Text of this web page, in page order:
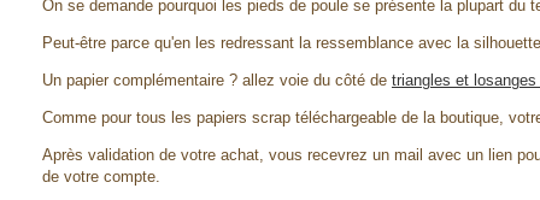
On se demande pourquoi les pieds de poule se présente la plupart du
Peut-être parce qu'en les redressant la ressemblance avec la
Un papier complémentaire ? allez voie du côté de triangles et
Comme pour tous les papiers scrap téléchargeable de la boutique,
Après validation de votre achat, vous recevrez un mail avec un lien
de votre compte.